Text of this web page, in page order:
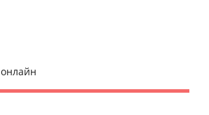
онлайн